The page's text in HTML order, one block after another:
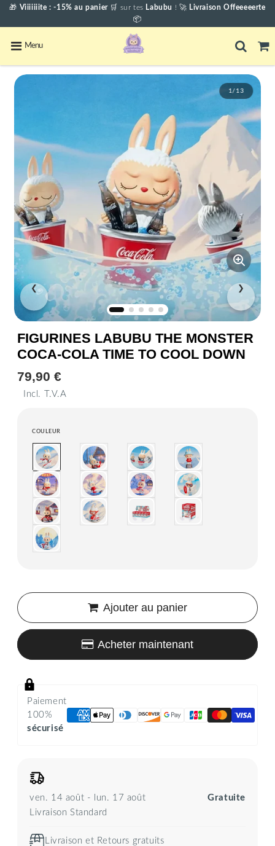
🎁 Viiiiiiite : -15% au panier 🛒 sur tes Labubu ! 🚀 Livraison Offeeeeerte
📦
Menu
❮ ❯
1/13
FIGURINES LABUBU THE MONSTER
COCA-COLA TIME TO COOL DOWN
79,90 €
€
Incl. T.V.A
COULEUR
Ajouter au panier
Acheter maintenant
Paiement
100%
sécurisé
ven. 14 août - lun. 17 août
Gratuite
Livraison Standard
Livraison et Retours gratuits